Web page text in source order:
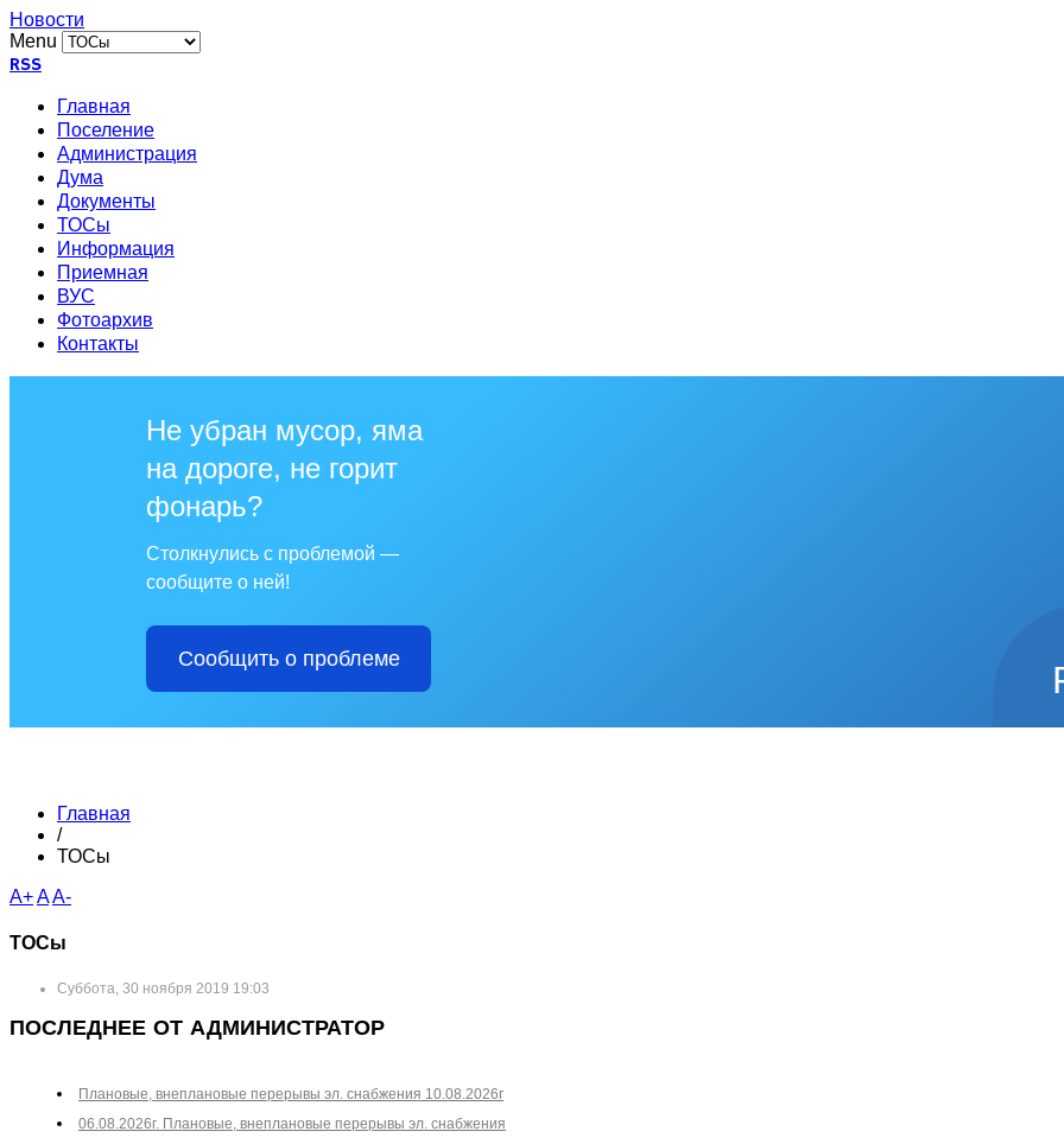
Новости
Menu
RSS
Главная
Поселение
Администрация
Дума
Документы
ТОСы
Информация
Приемная
ВУС
Фотоархив
Контакты
Не убран мусор, яма
на дороге, не горит
фонарь?
Столкнулись с проблемой —
сообщите о ней!
Сообщить о проблеме
Главная
/
ТОСы
A+AA-
ТОСы
Суббота, 30 ноября 2019 19:03
ПОСЛЕДНЕЕ ОТ АДМИНИСТРАТОР
Плановые, внеплановые перерывы эл. снабжения 10.08.2026г
06.08.2026г. Плановые, внеплановые перерывы эл. снабжения